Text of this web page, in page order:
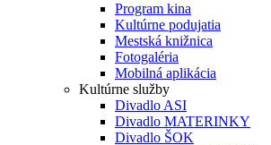
Program kina
Kultúrne podujatia
Mestská knižnica
Fotogaléria
Mobilná aplikácia
Kultúrne služby
Divadlo ASI
Divadlo MATERINKY
Divadlo ŠOK